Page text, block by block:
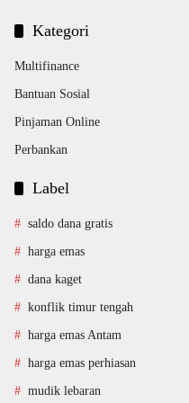
Kategori
Multifinance
Bantuan Sosial
Pinjaman Online
Perbankan
Label
saldo dana gratis
harga emas
dana kaget
konflik timur tengah
harga emas Antam
harga emas perhiasan
mudik lebaran